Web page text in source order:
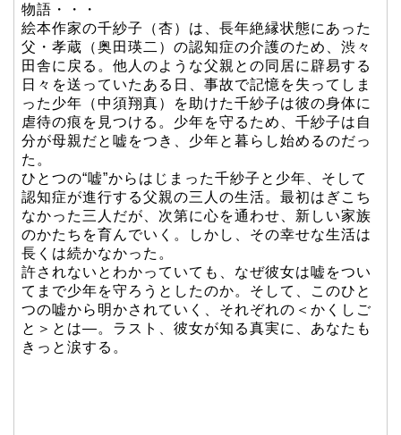
物語・・・
絵本作家の千紗子（杏）は、長年絶縁状態にあった
父・孝蔵（奥田瑛二）の認知症の介護のため、渋々
田舎に戻る。他人のような父親との同居に辟易する
日々を送っていたある日、事故で記憶を失ってしま
った少年（中須翔真）を助けた千紗子は彼の身体に
虐待の痕を見つける。少年を守るため、千紗子は自
分が母親だと嘘をつき、少年と暮らし始めるのだっ
た。
ひとつの“嘘”からはじまった千紗子と少年、そして
認知症が進行する父親の三人の生活。最初はぎこち
なかった三人だが、次第に心を通わせ、新しい家族
のかたちを育んでいく。しかし、その幸せな生活は
長くは続かなかった。
許されないとわかっていても、なぜ彼女は嘘をつい
てまで少年を守ろうとしたのか。そして、このひと
つの嘘から明かされていく、それぞれの＜かくしご
と＞とは―。ラスト、彼女が知る真実に、あなたも
きっと涙する。